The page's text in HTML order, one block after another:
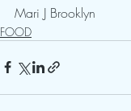
Mari J Brooklyn
FOOD